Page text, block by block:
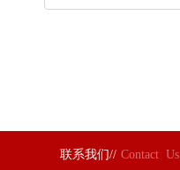
联系我们// Contact Us